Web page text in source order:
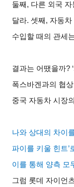
둘째 , 다른 외국
달라.셋째 , 자동차
수입할 때의 관세
결과는 어땠을까? ‘
폭스바겐과의 협
중국 자동차 시장의
나와 상대의 차이
파이를 키울 힌트’
이를 통해 양측 모
그럼 롯데 자이언